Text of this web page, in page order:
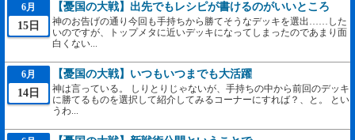
6月
15日
【憂国の大戦】出先でもレシピが書けるのがいいところ
神のお告げの通り今回も手持ちから勝てそうなデッキを選出……した
いのですが、トップメタに近いデッキになってしまったのであまり面
白くない...
6月
14日
【憂国の大戦】いつもいつまでも大活躍
神は言っている。 しりとりじゃないが、手持ちの中から前回のデッキ
に勝てるものを選択して紹介してみるコーナーにすれば？、と。 とい
うわ...